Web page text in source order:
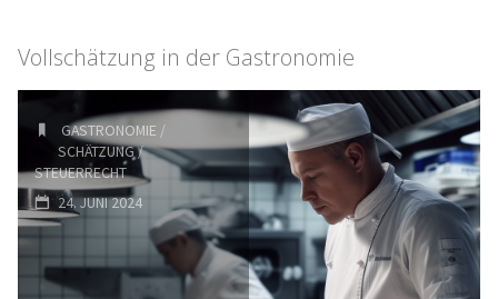
Vollschätzung in der Gastronomie
GASTRONOMIE /
SCHÄTZUNG/
STEUERRECHT
24. JUNI 2024